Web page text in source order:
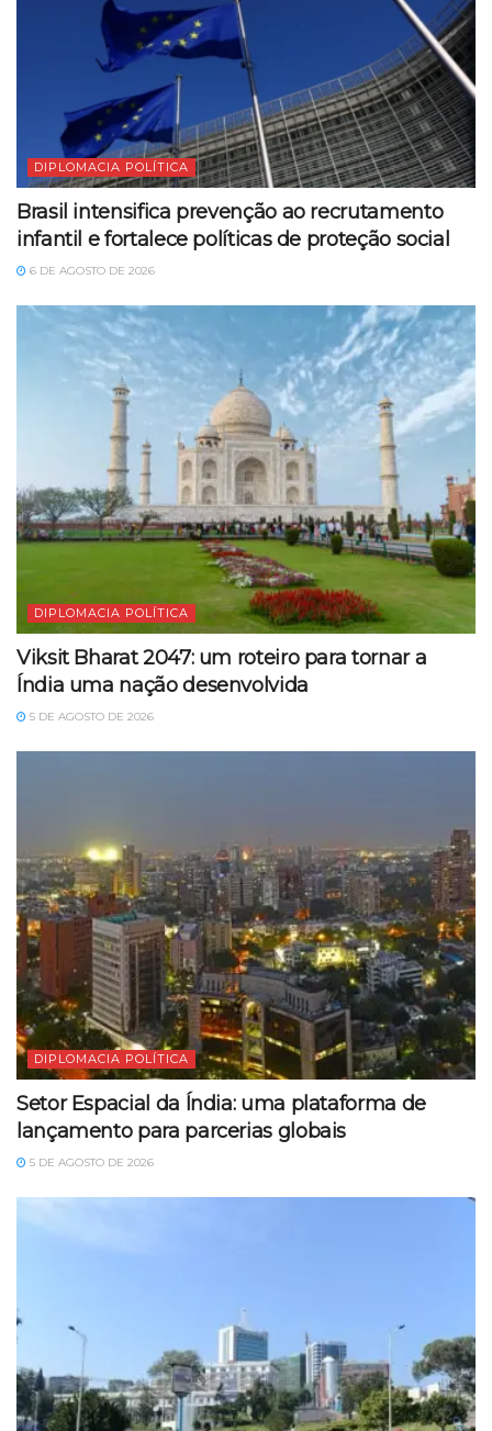
DIPLOMACIA POLÍTICA
Brasil intensifica prevenção ao recrutamento
infantil e fortalece políticas de proteção social
6 DE AGOSTO DE 2026
DIPLOMACIA POLÍTICA
Viksit Bharat 2047: um roteiro para tornar a
Índia uma nação desenvolvida
5 DE AGOSTO DE 2026
DIPLOMACIA POLÍTICA
Setor Espacial da Índia: uma plataforma de
lançamento para parcerias globais
5 DE AGOSTO DE 2026